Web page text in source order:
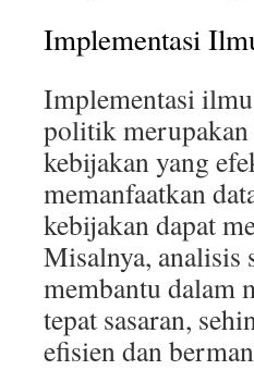
Implementasi
Implementasi
politik
kebijakan yang
memanfaatkan
kebijakan dapat
Misalnya, analisis
membantu dalam
tepat sasaran,
efisien dan